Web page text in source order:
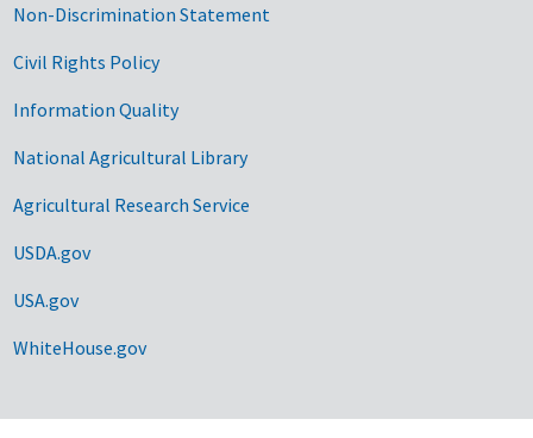
Non-Discrimination Statement
Civil Rights Policy
Information Quality
National Agricultural Library
Agricultural Research Service
USDA.gov
USA.gov
WhiteHouse.gov